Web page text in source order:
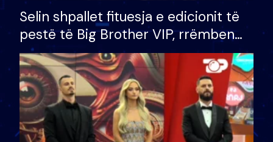
Selin shpallet fituesja e edicionit të
pestë të Big Brother VIP, rrëmben
çmimin e madh prej 100 mijë eurosh